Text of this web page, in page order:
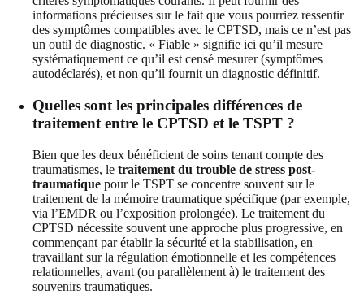
informations précieuses sur le fait que vous pourriez ressentir
des symptômes compatibles avec le CPTSD, mais ce n’est pas
un outil de diagnostic. « Fiable » signifie ici qu’il mesure
systématiquement ce qu’il est censé mesurer (symptômes
autodéclarés), et non qu’il fournit un diagnostic définitif.
Quelles sont les principales différences de
traitement entre le CPTSD et le TSPT ?
Bien que les deux bénéficient de soins tenant compte des
traumatismes, le traitement du trouble de stress post-
traumatique pour le TSPT se concentre souvent sur le
traitement de la mémoire traumatique spécifique (par exemple,
via l’EMDR ou l’exposition prolongée). Le traitement du
CPTSD nécessite souvent une approche plus progressive, en
commençant par établir la sécurité et la stabilisation, en
travaillant sur la régulation émotionnelle et les compétences
relationnelles, avant (ou parallèlement à) le traitement des
souvenirs traumatiques.